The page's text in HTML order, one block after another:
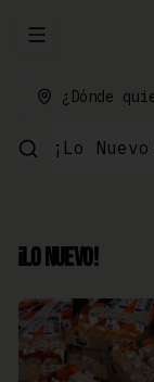
Abrir menu de
¿Dónde
¡Lo
¡Lo Nuevo!